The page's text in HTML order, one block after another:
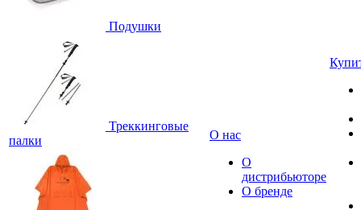
Подушки
Треккинговые
палки
О нас
О
дистрибьюторе
О бренде